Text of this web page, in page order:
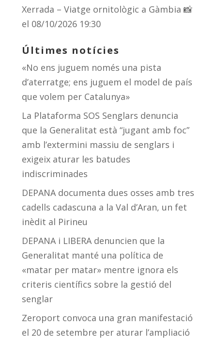
Xerrada – Viatge ornitològic a Gàmbia 📸
el 08/10/2026 19:30
Últimes notícies
«No ens juguem només una pista
d’aterratge; ens juguem el model de país
que volem per Catalunya»
La Plataforma SOS Senglars denuncia
que la Generalitat està “jugant amb foc”
amb l’extermini massiu de senglars i
exigeix aturar les batudes
indiscriminades
DEPANA documenta dues osses amb tres
cadells cadascuna a la Val d’Aran, un fet
inèdit al Pirineu
DEPANA i LIBERA denuncien que la
Generalitat manté una política de
«matar per matar» mentre ignora els
criteris científics sobre la gestió del
senglar
Zeroport convoca una gran manifestació
el 20 de setembre per aturar l’ampliació